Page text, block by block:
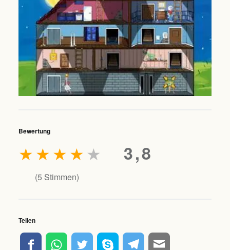
Bewertung
3,8
★
★
★
★
★
(5 Stimmen)
Teilen